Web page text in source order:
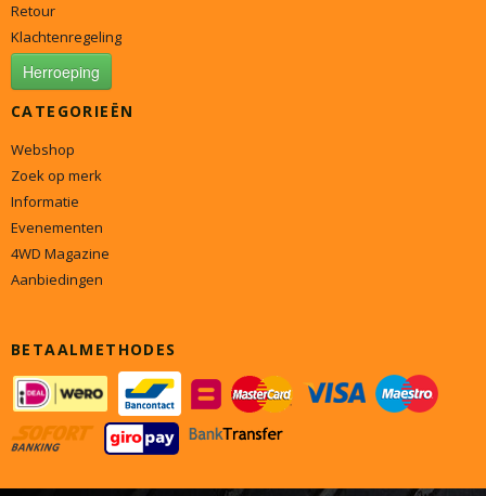
Retour
Klachtenregeling
Herroeping
CATEGORIEËN
Webshop
Zoek op merk
Informatie
Evenementen
4WD Magazine
Aanbiedingen
BETAALMETHODES